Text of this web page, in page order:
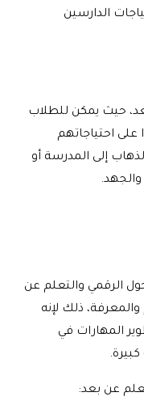
الدارسين
حيث يمكن للطلاب
احتياجاتهم
إلى المدرسة أو
الرقمي والتعلم عن
ذلك لإنه
المهارات في
عن بعد: